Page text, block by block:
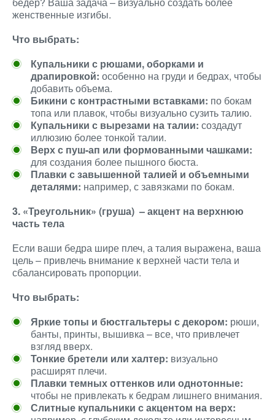
женственные изгибы.
Что выбрать:
Купальники с рюшами, оборками и
драпировкой: особенно на груди и бедрах, чтобы
добавить объема.
Бикини с контрастными вставками: по бокам
топа или плавок, чтобы визуально сузить талию.
Купальники с вырезами на талии: создадут
иллюзию более тонкой талии.
Верх с пуш-ап или формованными чашками:
для создания более пышного бюста.
Плавки с завышенной талией и объемными
деталями: например, с завязками по бокам.
3. «Треугольник» (груша) – акцент на верхнюю
часть тела
Если ваши бедра шире плеч, а талия выражена, ваша
цель – привлечь внимание к верхней части тела и
сбалансировать пропорции.
Что выбрать:
Яркие топы и бюстгальтеры с декором: рюши,
банты, принты, вышивка – все, что привлечет
взгляд вверх.
Тонкие бретели или халтер: визуально
расширят плечи.
Плавки темных оттенков или однотонные:
чтобы не привлекать к бедрам лишнего внимания.
Слитные купальники с акцентом на верх: